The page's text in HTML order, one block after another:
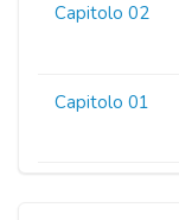
Capitolo 02
Capitolo 01